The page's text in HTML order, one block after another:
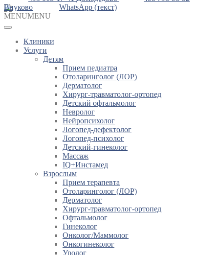
Внуково
WhatsApp (текст)
MENUMENU
Клиники
Услуги
Детям
Прием педиатра
Отоларинголог (ЛОР)
Дерматолог
Хирург-травматолог-ортопед
Детский офтальмолог
Невролог
Нейропсихолог
Логопед-дефектолог
Логопед-психолог
Детский-гинеколог
Массаж
IQ+Инстамед
Взрослым
Прием терапевта
Отоларинголог (ЛОР)
Дерматолог
Хирург-травматолог-ортопед
Офтальмолог
Гинеколог
Онколог/Маммолог
Онкогинеколог
Уролог